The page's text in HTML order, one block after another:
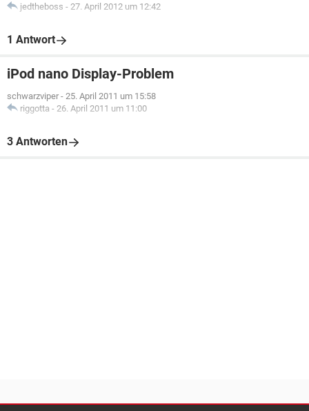
jedtheboss - 27. April 2012 um 12:42
1 Antwort
iPod nano Display-Problem
schwarzviper - 25. April 2011 um 15:58
riggotta - 26. April 2011 um 11:00
3 Antworten